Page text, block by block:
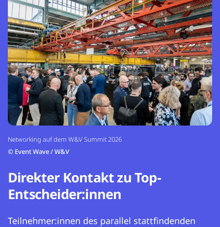
Networking auf dem W&V Summit 2026
© Event Wave / W&V
Direkter Kontakt zu Top-
Entscheider:innen
Teilnehmer:innen des parallel stattfindenden